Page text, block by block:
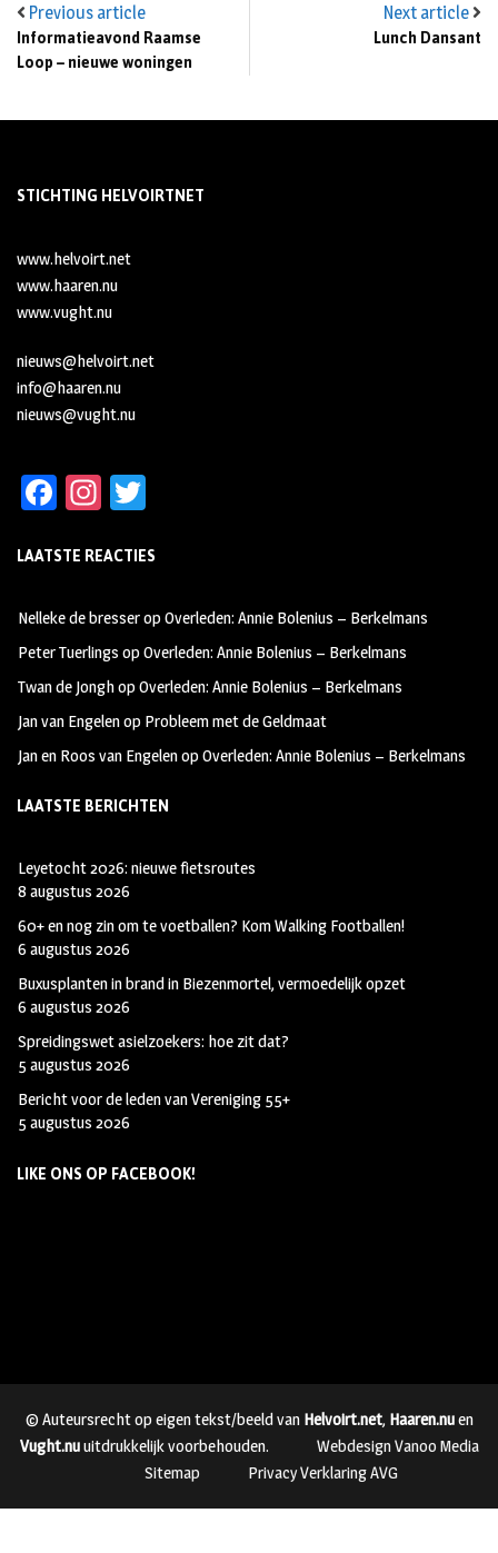
Previous article
Informatieavond Raamse
Loop – nieuwe woningen
Next article
Lunch Dansant
STICHTING HELVOIRTNET
www.helvoirt.net
www.haaren.nu
www.vught.nu
nieuws@helvoirt.net
info@haaren.nu
nieuws@vught.nu
Fa
b
oo
k
In
ag
m
tt
LAATSTE REACTIES
Nelleke de bresseropOverleden: Annie Bolenius – Berkelmans
Peter Tuerlings opOverleden: Annie Bolenius – Berkelmans
Twan de JonghopOverleden: Annie Bolenius – Berkelmans
Jan van Engelenop Probleem met de Geldmaat
Jan en Roos van EngelenopOverleden: Annie Bolenius – Berkelmans
LAATSTE BERICHTEN
Leyetocht 2026: nieuwe fietsroutes
8 augustus 2026
60+ en nog zin om te voetballen? Kom Walking Footballen!
6 augustus 2026
Buxusplanten in brand in Biezenmortel, vermoedelijk opzet
6 augustus 2026
Spreidingswet asielzoekers: hoe zit dat?
5 augustus 2026
Bericht voor de leden van Vereniging 55+
5 augustus 2026
LIKE ONS OP FACEBOOK!
© Auteursrecht op eigen tekst/beeld van Helvoirt.net, Haaren.nuen
Vught.nuuitdrukkelijk voorbehouden.
Webdesign Vanoo Media
Sitemap
Privacy Verklaring AVG